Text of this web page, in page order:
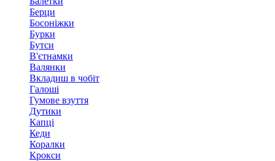
Берци
Босоніжки
Бурки
Бутси
В'єтнамки
Валянки
Вкладиш в чобіт
Галоші
Гумове взуття
Дутики
Капці
Кеди
Коралки
Крокси